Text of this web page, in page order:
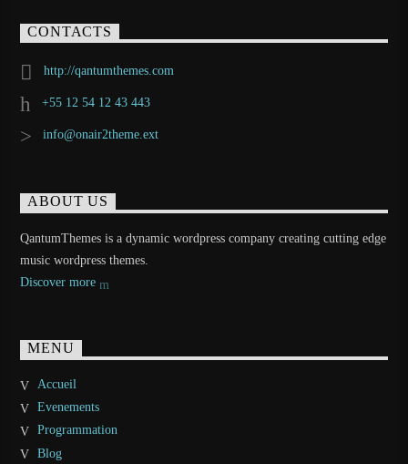
CONTACTS
http://qantumthemes.com
+55 12 54 12 43 443
info@onair2theme.ext
ABOUT US
QantumThemes is a dynamic wordpress company creating cutting edge
music wordpress themes.
Discover more
MENU
Accueil
Evenements
Programmation
Blog